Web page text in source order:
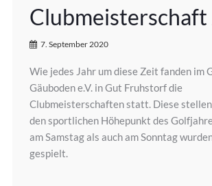
7. September 2020
Wie jedes Jahr um diese Zeit fanden im
Gäuboden e.V. in Gut Fruhstorf die
Clubmeisterschaften statt. Diese
den sportlichen Höhepunkt des
am Samstag als auch am Sonntag
gespielt.